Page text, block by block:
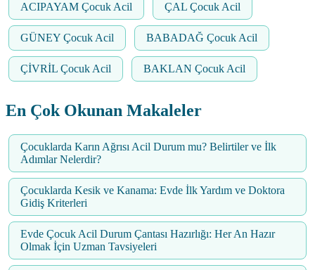
ACIPAYAM Çocuk Acil ÇAL Çocuk Acil
GÜNEY Çocuk Acil BABADAĞ Çocuk Acil
ÇİVRİL Çocuk Acil BAKLAN Çocuk Acil
En Çok Okunan Makaleler
Çocuklarda Karın Ağrısı Acil Durum mu? Belirtiler ve İlk
Adımlar Nelerdir?
Çocuklarda Kesik ve Kanama: Evde İlk Yardım ve Doktora
Gidiş Kriterleri
Evde Çocuk Acil Durum Çantası Hazırlığı: Her An Hazır
Olmak İçin Uzman Tavsiyeleri